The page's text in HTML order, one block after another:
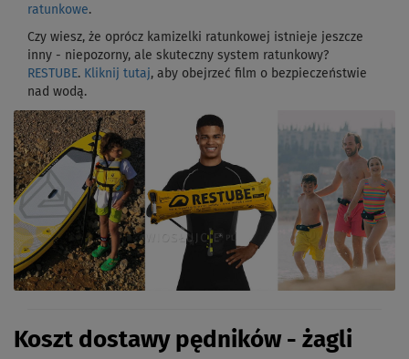
ratunkowe.
Czy wiesz, że oprócz kamizelki ratunkowej istnieje jeszcze
inny - niepozorny, ale skuteczny system ratunkowy?
RESTUBE. Kliknij tutaj, aby obejrzeć film o bezpieczeństwie
nad wodą.
Koszt dostawy pędników - żagli